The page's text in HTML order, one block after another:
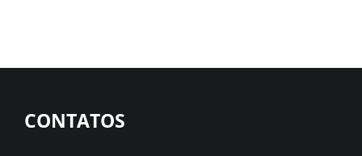
CONTATOS